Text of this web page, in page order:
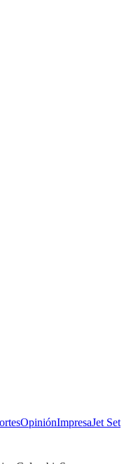
OpiniónImpresaJet Set